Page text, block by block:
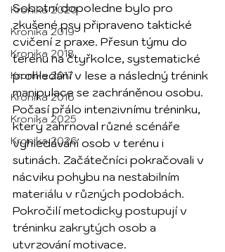
Kronika 2020
Kronika 2019
Kronika 2018
Kronika 2017
Kronika 2016
Kronika 2025
Kronika 2026
Sobotní dopoledne bylo pro
zkušené psy připraveno taktické
cvičení z praxe. Přesun týmu do
terénu na čtyřkolce, systematické
prohledání v lese a následný trénink
manipulace se zachráněnou osobu.
Počasí přálo intenzivnímu tréninku,
který zahrnoval různé scénáře
vyhledávání osob v terénu i
sutinách. Začátečníci pokračovali v
nácviku pohybu na nestabilním
materiálu v různých podobách.
Pokročilí metodicky postupují v
tréninku zakrytých osob a
utvrzování motivace.